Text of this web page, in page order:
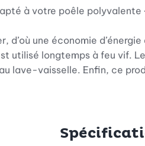
à votre poêle
d’où une économie
utilisé longtemps à feu vif.
lave-vaisselle. Enfin, ce